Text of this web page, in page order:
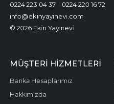
0224 223 04 37
0224 220 16 72
info@ekinyayinevi.com
© 2026 Ekin Yayınevi
MÜŞTERI HIZMETLERI
Banka Hesaplarımız
Hakkımızda